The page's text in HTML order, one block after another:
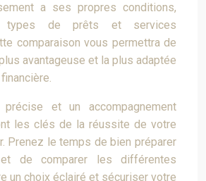
a ses propres conditions,
types de prêts et services
comparaison vous permettra de
avantageuse et la plus adaptée
précise et un accompagnement
les clés de la réussite de votre
Prenez le temps de bien préparer
de comparer les différentes
un choix éclairé et sécuriser votre